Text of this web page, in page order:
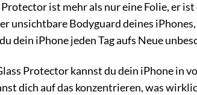
ist mehr als nur eine Folie, er
unsichtbare Bodyguard deines
dein iPhone jeden Tag aufs Neue
Protector kannst du dein iPhone in
dich auf das konzentrieren, was